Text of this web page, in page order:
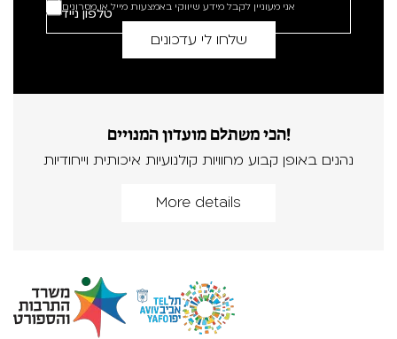
אני מעוניין לקבל מידע שיווקי באמצעות מייל או מסרונים
הכי משתלם מועדון המנויים!
נהנים באופן קבוע מחוויות קולנועיות איכותית וייחודיות
More details